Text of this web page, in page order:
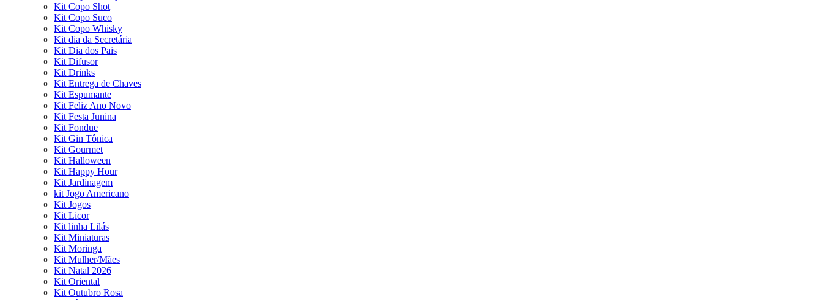
Kit Copo Shot
Kit Copo Suco
Kit Copo Whisky
Kit dia da Secretária
Kit Dia dos Pais
Kit Difusor
Kit Drinks
Kit Entrega de Chaves
Kit Espumante
Kit Feliz Ano Novo
Kit Festa Junina
Kit Fondue
Kit Gin Tônica
Kit Gourmet
Kit Halloween
Kit Happy Hour
Kit Jardinagem
kit Jogo Americano
Kit Jogos
Kit Licor
Kit linha Lilás
Kit Miniaturas
Kit Moringa
Kit Mulher/Mães
Kit Natal 2026
Kit Oriental
Kit Outubro Rosa